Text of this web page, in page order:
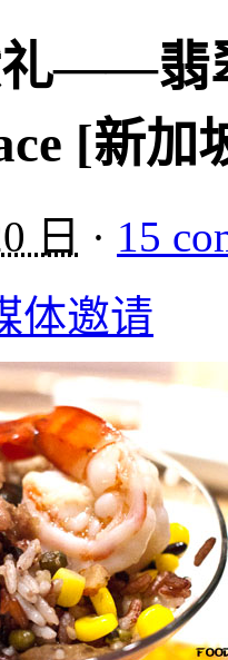
——翡
[新加
日 · 15
体邀请